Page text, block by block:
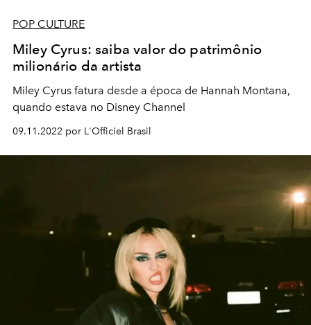
POP CULTURE
Miley Cyrus: saiba valor do patrimônio
milionário da artista
Miley Cyrus fatura desde a época de Hannah Montana,
quando estava no Disney Channel
09.11.2022 por L'Officiel Brasil